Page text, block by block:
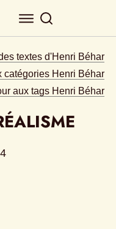
textes d'Henri Béhar
catégories Henri Béhar
aux tags Henri Béhar